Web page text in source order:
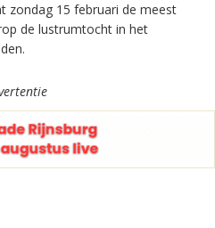
zondag 15 februari de meest
de lustrumtocht in het